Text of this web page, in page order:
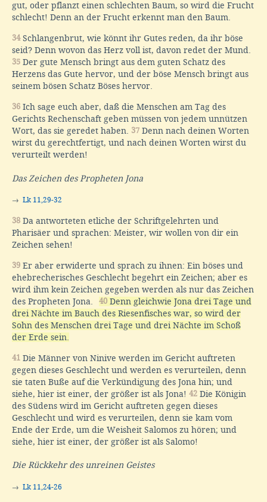
gut, oder pflanzt einen schlechten Baum, so wird die Frucht
schlecht! Denn an der Frucht erkennt man den Baum.
34Schlangenbrut, wie könnt ihr Gutes reden, da ihr böse
seid? Denn wovon das Herz voll ist, davon redet der Mund.
35 Der gute Mensch bringt aus dem guten Schatz des
Herzens das Gute hervor, und der böse Mensch bringt aus
seinem bösen Schatz Böses hervor.
36 Ich sage euch aber, daß die Menschen am Tag des
Gerichts Rechenschaft geben müssen von jedem unnützen
Wort, das sie geredet haben. 37 Denn nach deinen Worten
wirst du gerechtfertigt, und nach deinen Worten wirst du
verurteilt werden!
Das Zeichen des Propheten Jona
→ Lk 11,29-32
38 Da antworteten etliche der Schriftgelehrten und
Pharisäer und sprachen: Meister, wir wollen von dir ein
Zeichen sehen!
39 Er aber erwiderte und sprach zu ihnen: Ein böses und
ehebrecherisches Geschlecht begehrt ein Zeichen; aber es
wird ihm kein Zeichen gegeben werden als nur das Zeichen
des Propheten Jona.
40 Denn gleichwie Jona drei Tage und
drei Nächte im Bauch des Riesenfisches war, so wird der
Sohn des Menschen drei Tage und drei Nächte im Schoß
der Erde sein.
41 Die Männer von Ninive werden im Gericht auftreten
gegen dieses Geschlecht und werden es verurteilen, denn
sie taten Buße auf die Verkündigung des Jona hin; und
siehe, hier ist einer, der größer ist als Jona! 42 Die Königin
des Südens wird im Gericht auftreten gegen dieses
Geschlecht und wird es verurteilen, denn sie kam vom
Ende der Erde, um die Weisheit Salomos zu hören; und
siehe, hier ist einer, der größer ist als Salomo!
Die Rückkehr des unreinen Geistes
→ Lk 11,24-26